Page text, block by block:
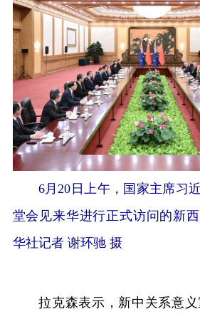
6月20日上午，国家主席习近
堂会见来华进行正式访问的新
华社记者 谢环驰 摄
拉克森表示，新中关系意义